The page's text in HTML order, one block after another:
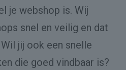
je webshop is. Wij
snel en veilig en dat
jij ook een snelle
die goed vindbaar is?